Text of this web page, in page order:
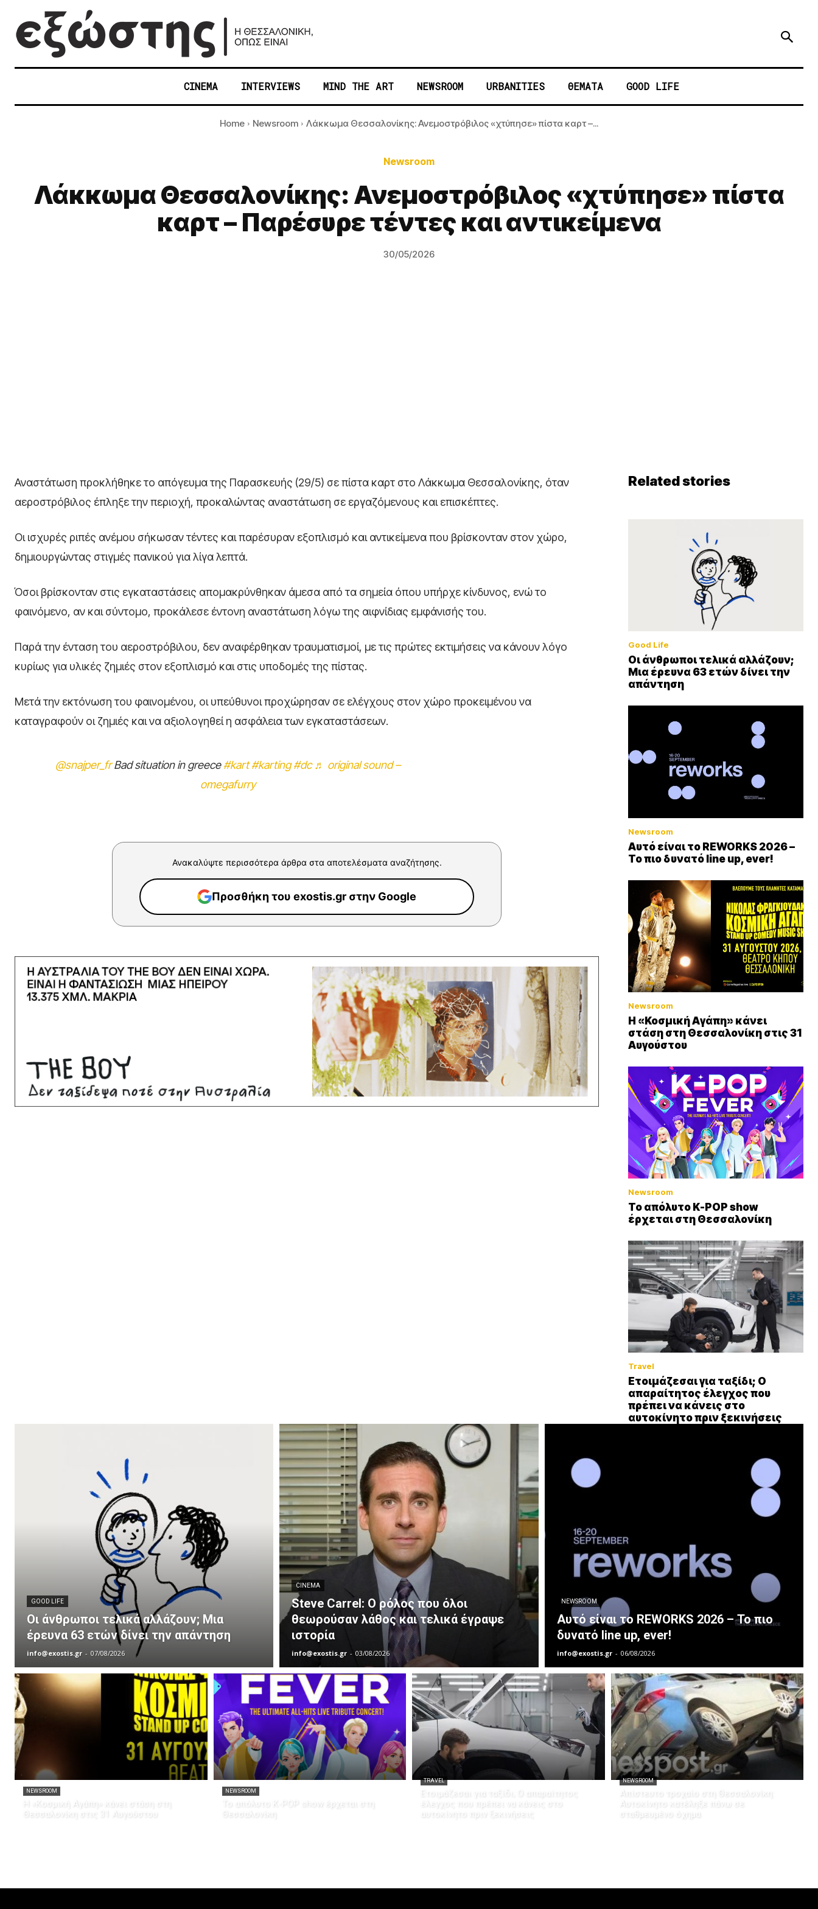
CINEMA INTERVIEWS MIND THE ART NEWSROOM URBANITIES ΘΕΜΑΤΑ GOOD LIFE
Home Newsroom Λάκκωμα Θεσσαλονίκης: Ανεμοστρόβιλος «χτύπησε» πίστα καρτ –...
Newsroom
Λάκκωμα Θεσσαλονίκης: Ανεμοστρόβιλος «χτύπησε» πίστα
καρτ – Παρέσυρε τέντες και αντικείμενα
30/05/2026
Αναστάτωση προκλήθηκε το απόγευμα της Παρασκευής (29/5) σε πίστα καρτ στο Λάκκωμα Θεσσαλονίκης, όταν
αεροστρόβιλος έπληξε την περιοχή, προκαλώντας αναστάτωση σε εργαζόμενους και επισκέπτες.
Οι ισχυρές ριπές ανέμου σήκωσαν τέντες και παρέσυραν εξοπλισμό και αντικείμενα που βρίσκονταν στον χώρο,
δημιουργώντας στιγμές πανικού για λίγα λεπτά.
Όσοι βρίσκονταν στις εγκαταστάσεις απομακρύνθηκαν άμεσα από τα σημεία όπου υπήρχε κίνδυνος, ενώ το
φαινόμενο, αν και σύντομο, προκάλεσε έντονη αναστάτωση λόγω της αιφνίδιας εμφάνισής του.
Παρά την ένταση του αεροστρόβιλου, δεν αναφέρθηκαν τραυματισμοί, με τις πρώτες εκτιμήσεις να κάνουν λόγο
κυρίως για υλικές ζημιές στον εξοπλισμό και στις υποδομές της πίστας.
Μετά την εκτόνωση του φαινομένου, οι υπεύθυνοι προχώρησαν σε ελέγχους στον χώρο προκειμένου να
καταγραφούν οι ζημιές και να αξιολογηθεί η ασφάλεια των εγκαταστάσεων.
@snajper_frBad situation in greece#kart #karting #dc ♬ original sound –
omegafurry
Ανακαλύψτε περισσότερα άρθρα στα αποτελέσματα αναζήτησης.
Προσθήκη του exostis.gr στην Google
Related stories
Good Life
Οι άνθρωποι τελικά αλλάζουν;
Μια έρευνα 63 ετών δίνει την
απάντηση
Newsroom
Αυτό είναι το REWORKS 2026 –
Το πιο δυνατό line up, ever!
Newsroom
Η «Κοσμική Αγάπη» κάνει
στάση στη Θεσσαλονίκη στις 31
Αυγούστου
Newsroom
Το απόλυτο K-POP show
έρχεται στη Θεσσαλονίκη
Travel
Ετοιμάζεσαι για ταξίδι; Ο
απαραίτητος έλεγχος που
πρέπει να κάνεις στο
αυτοκίνητο πριν ξεκινήσεις
GOOD LIFE
Οι άνθρωποι τελικά αλλάζουν; Μια
έρευνα 63 ετών δίνει την απάντηση
info@exostis.gr - 07/08/2026
CINEMA
Steve Carrel: Ο ρόλος που όλοι
θεωρούσαν λάθος και τελικά έγραψε
ιστορία
info@exostis.gr - 03/08/2026
NEWSROOM
Αυτό είναι το REWORKS 2026 – Το πιο
δυνατό line up, ever!
info@exostis.gr - 06/08/2026
NEWSROOM
Η «Κοσμική Αγάπη» κάνει στάση στη
Θεσσαλονίκη στις 31 Αυγούστου
NEWSROOM
Το απόλυτο K-POP show έρχεται στη
Θεσσαλονίκη
TRAVEL
Ετοιμάζεσαι για ταξίδι; Ο απαραίτητος
έλεγχος που πρέπει να κάνεις στο
αυτοκίνητο πριν ξεκινήσεις
NEWSROOM
Απίστευτο τροχαίο στη Θεσσαλονίκη:
Αυτοκίνητο κατέληξε πάνω σε
σταθμευμένο όχημα